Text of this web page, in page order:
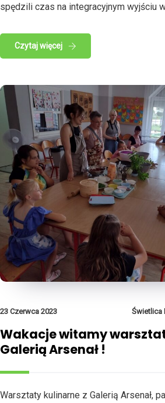
spędzili czas na integracyjnym wyjściu
Czytaj więcej
23 Czerwca 2023 Świetlica
Wakacje witamy
Galerią Arsenał !
Warsztaty kulinarne z Galerią Arsenał,